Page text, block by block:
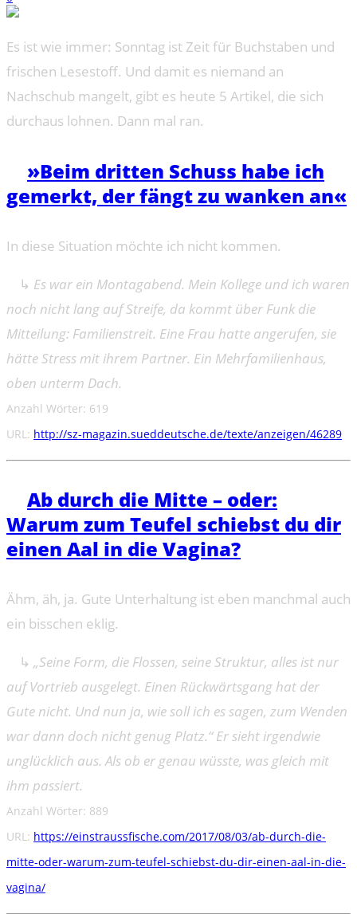
Es ist wie immer: Sonntag ist Zeit für Buchstaben und
frischen Lesestoff. Und damit es niemand an
Nachschub mangelt, gibt es heute 5 Artikel, die sich
durchaus lohnen. Dann mal ran.
»Beim dritten Schuss habe ich
gemerkt, der fängt zu wanken an«
In diese Situation möchte ich nicht kommen.
↳ Es war ein Montagabend. Mein Kollege und ich waren
noch nicht lang auf Streife, da kommt über Funk die
Mitteilung: Familienstreit. Eine Frau hatte angerufen, sie
hätte Stress mit ihrem Partner. Ein Mehrfamilienhaus,
oben unterm Dach.
Anzahl Wörter: 619
URL: http://sz-magazin.sueddeutsche.de/texte/anzeigen/46289
Ab durch die Mitte – oder:
Warum zum Teufel schiebst du dir
einen Aal in die Vagina?
Ähm, äh, ja. Gute Unterhaltung ist eben manchmal auch
ein bisschen eklig.
↳ „Seine Form, die Flossen, seine Struktur, alles ist nur
auf Vortrieb ausgelegt. Einen Rückwärtsgang hat der
Gute nicht. Und nun ja, wie soll ich es sagen, zum Wenden
war dann doch nicht genug Platz.“ Er sieht irgendwie
unglücklich aus. Als ob er genau wüsste, was gleich mit
ihm passiert.
Anzahl Wörter: 889
URL: https://einstraussfische.com/2017/08/03/ab-durch-die-
mitte-oder-warum-zum-teufel-schiebst-du-dir-einen-aal-in-die-
vagina/